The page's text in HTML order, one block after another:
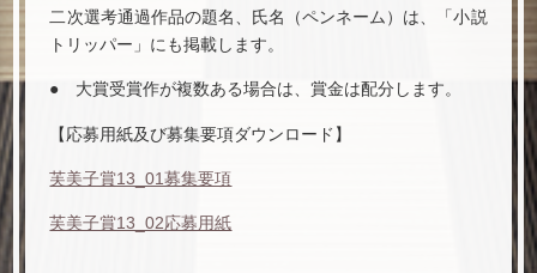
二次選考通過作品の題名、氏名（ペンネーム）は、「小説
トリッパー」にも掲載します。
● 大賞受賞作が複数ある場合は、賞金は配分します。
【応募用紙及び募集要項ダウンロード】
芙美子賞13_01募集要項
芙美子賞13_02応募用紙